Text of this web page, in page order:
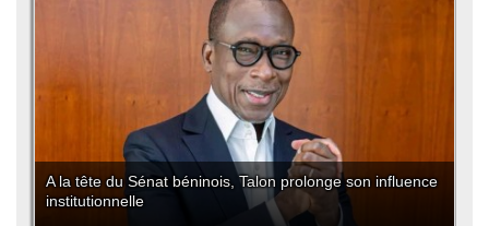
A la tête du Sénat béninois, Talon prolonge son influence
institutionnelle